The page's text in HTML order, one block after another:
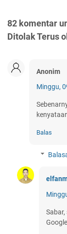
82 komentar
Ditolak Terus
Anonim
Minggu,
Balas